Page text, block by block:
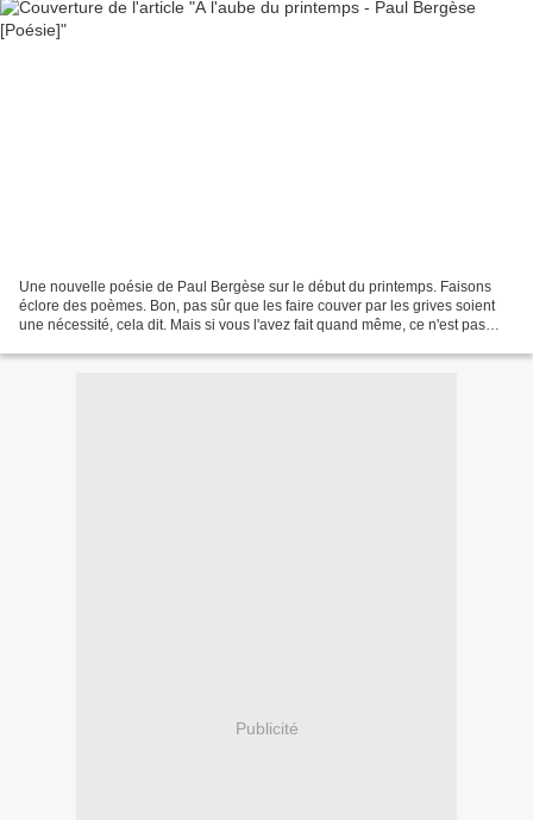
Une nouvelle poésie de Paul Bergèse sur le début du printemps. Faisons
éclore des poèmes. Bon, pas sûr que les faire couver par les grives soient
une nécessité, cela dit. Mais si vous l'avez fait quand même, ce n'est pas
Publicité